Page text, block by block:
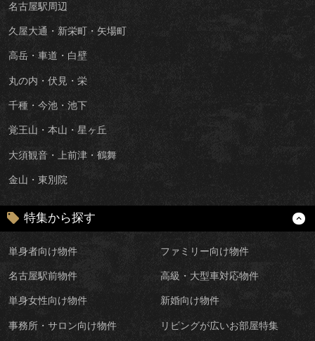
名古屋駅周辺
久屋大通・新栄町・矢場町
高岳・車道・白壁
丸の内・伏見・栄
千種・今池・池下
覚王山・本山・星ヶ丘
大須観音・上前津・鶴舞
金山・東別院
特集から探す
単身者向け物件 ファミリー向け物件
名古屋駅前物件 高級・大型車対応物件
単身女性向け物件 新婚向け物件
事務所・サロン向け物件 リビングが広いお部屋特集